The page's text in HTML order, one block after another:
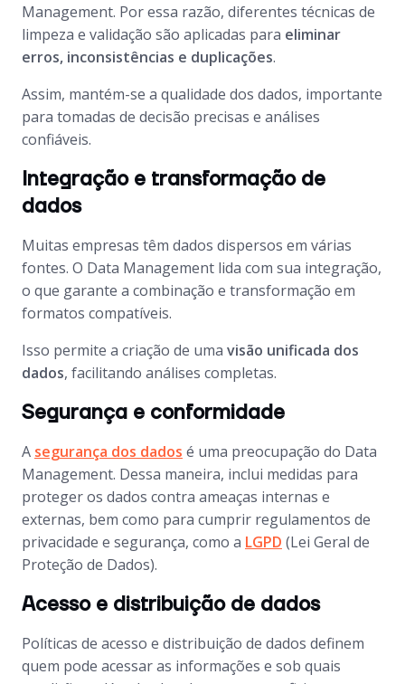
Management. Por essa razão, diferentes técnicas de
limpeza e validação são aplicadas para eliminar
erros, inconsistências e duplicações.
Assim, mantém-se a qualidade dos dados, importante
para tomadas de decisão precisas e análises
confiáveis.
Integração e transformação de
dados
Muitas empresas têm dados dispersos em várias
fontes. O Data Management lida com sua integração,
o que garante a combinação e transformação em
formatos compatíveis.
Isso permite a criação de uma visão unificada dos
dados, facilitando análises completas.
Segurança e conformidade
A segurança dos dados é uma preocupação do Data
Management. Dessa maneira, inclui medidas para
proteger os dados contra ameaças internas e
externas, bem como para cumprir regulamentos de
privacidade e segurança, como a LGPD (Lei Geral de
Proteção de Dados).
Acesso e distribuição de dados
Políticas de acesso e distribuição de dados definem
quem pode acessar as informações e sob quais